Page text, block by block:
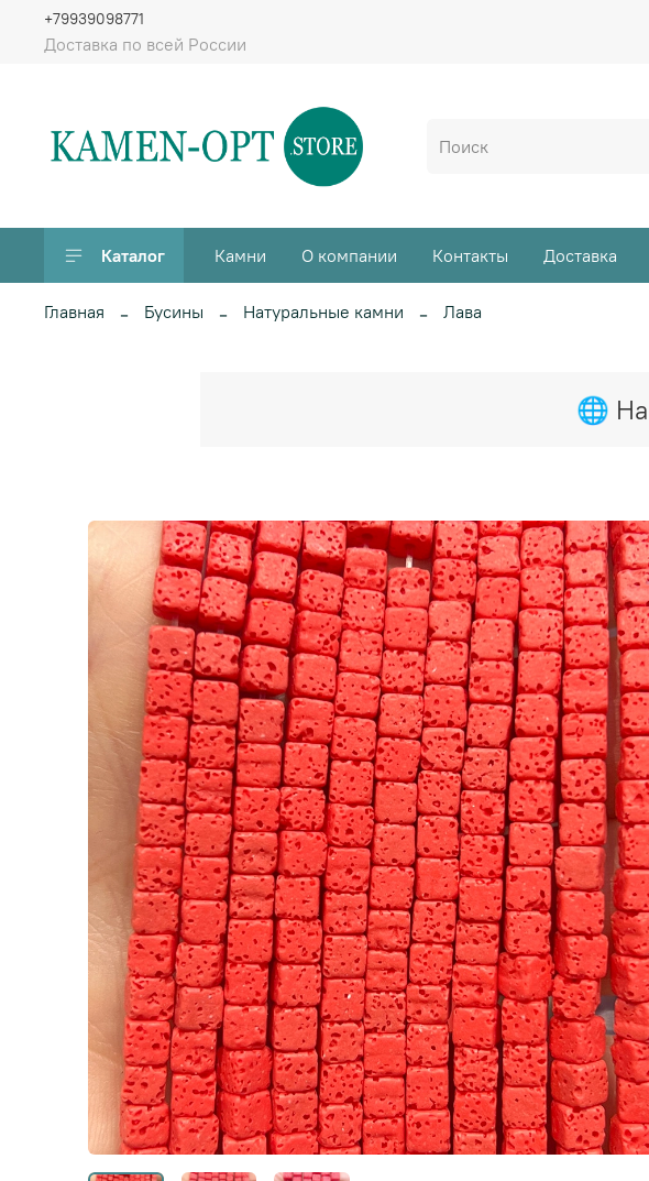
Доставка по всей России
+79939098771
Каталог Камни О компании Контакты Доставка
Главная Бусины Натуральные камни Лава
🌐